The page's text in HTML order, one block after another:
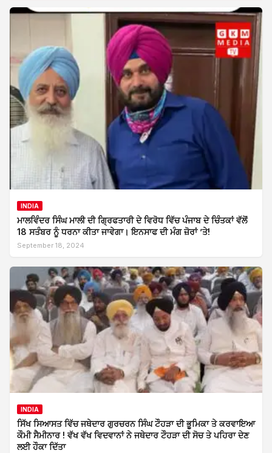
INDIA
ਮਾਲਵਿੰਦਰ ਸਿੰਘ ਮਾਲੀ ਦੀ ਗ੍ਰਿਫਤਾਰੀ ਦੇ ਵਿਰੋਧ ਵਿੱਚ ਪੰਜਾਬ ਦੇ ਚਿੰਤਕਾਂ ਵੱਲੋਂ
18 ਸਤੰਬਰ ਨੂੰ ਧਰਨਾ ਕੀਤਾ ਜਾਵੇਗਾ। ਇਨਸਾਫ ਦੀ ਮੰਗ ਜ਼ੋਰਾਂ ’ਤੇ!
September 18, 2024
INDIA
ਸਿੱਖ ਸਿਆਸਤ ਵਿੱਚ ਜਥੇਦਾਰ ਗੁਰਚਰਨ ਸਿੰਘ ਟੌਹੜਾ ਦੀ ਭੂਮਿਕਾ ਤੇ ਕਰਵਾਇਆ
ਕੌਮੀ ਸੈਮੀਨਾਰ ! ਵੱਖ ਵੱਖ ਵਿਦਵਾਨਾਂ ਨੇ ਜਥੇਦਾਰ ਟੌਹੜਾ ਦੀ ਸੋਚ ਤੇ ਪਹਿਰਾ ਦੇਣ
ਲਈ ਹੌਕਾ ਦਿੱਤਾ